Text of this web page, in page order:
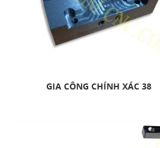
GIA CÔNG CHÍNH XÁC 38